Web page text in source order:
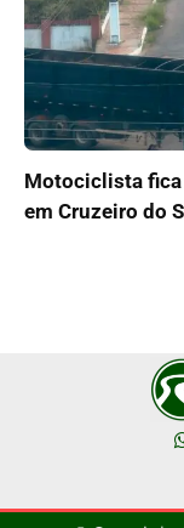
Motociclista
em Cruzeiro do